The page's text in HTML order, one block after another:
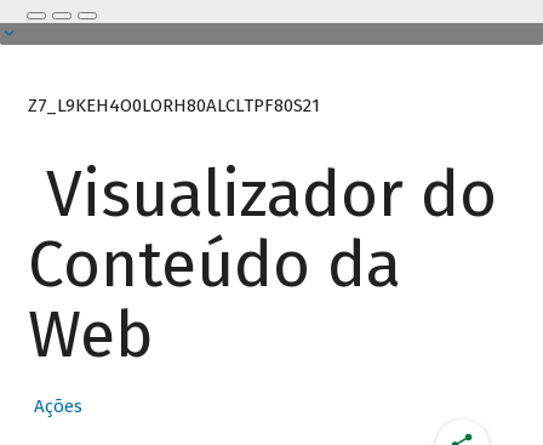
Z7_L9KEH4O0LORH80ALCLTPF80S21
Visualizador do
Conteúdo da
Web
Ações